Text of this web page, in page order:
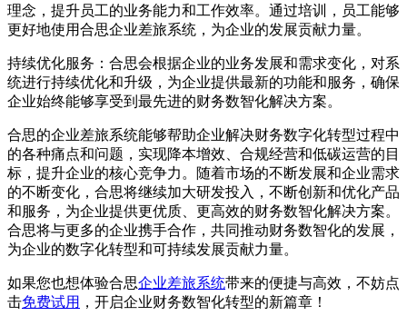
理念，提升员工的业务能力和工作效率。通过培训，员工能够
更好地使用合思企业差旅系统，为企业的发展贡献力量。
持续优化服务：合思会根据企业的业务发展和需求变化，对系
统进行持续优化和升级，为企业提供最新的功能和服务，确保
企业始终能够享受到最先进的财务数智化解决方案。
合思的企业差旅系统能够帮助企业解决财务数字化转型过程中
的各种痛点和问题，实现降本增效、合规经营和低碳运营的目
标，提升企业的核心竞争力。随着市场的不断发展和企业需求
的不断变化，合思将继续加大研发投入，不断创新和优化产品
和服务，为企业提供更优质、更高效的财务数智化解决方案。
合思将与更多的企业携手合作，共同推动财务数智化的发展，
为企业的数字化转型和可持续发展贡献力量。
如果您也想体验合思企业差旅系统带来的便捷与高效，不妨点
击免费试用 ，开启企业财务数智化转型的新篇章！